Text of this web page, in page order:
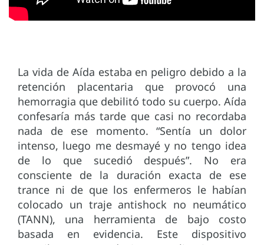
La vida de Aída estaba en peligro debido a la
retención placentaria que provocó una
hemorragia que debilitó todo su cuerpo. Aída
confesaría más tarde que casi no recordaba
nada de ese momento. “Sentía un dolor
intenso, luego me desmayé y no tengo idea
de lo que sucedió después”. No era
consciente de la duración exacta de ese
trance ni de que los enfermeros le habían
colocado un traje antishock no neumático
(TANN), una herramienta de bajo costo
basada en evidencia. Este dispositivo